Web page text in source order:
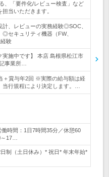
、「要件化/レビュー検査」など
当いただきます。
、レビューの実務経験◎SOC、
セキュリティ機器（FW、
験
実施中です】 本店 島根県松江市
事業所…
＋賞与年2回 ※実際の給与額は経
行規程により決定します。…
時間：1日7時間35分／休憩60
17…
制（土日休み）* 祝日* 年末年始*